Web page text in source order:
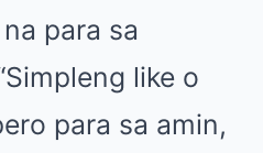
para sa
like o
para sa amin,